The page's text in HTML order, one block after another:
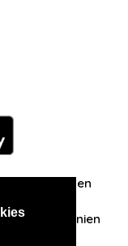
Erfahrungen